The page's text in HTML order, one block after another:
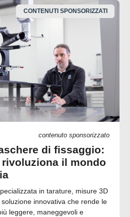
CONTENUTI SPONSORIZZATI
contenuto sponsorizzato
di fissaggio:
il mondo
in tarature, misure 3D
innovativa che rende le
leggere, maneggevoli e